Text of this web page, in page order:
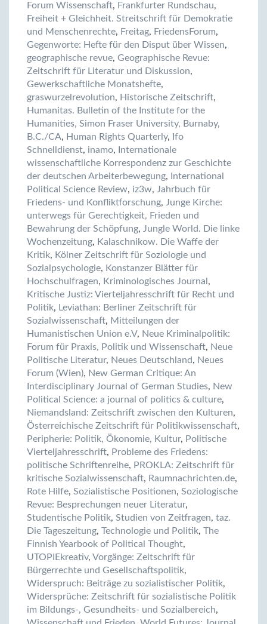
Forum Wissenschaft, Frankfurter Rundschau,
Freiheit + Gleichheit. Streitschrift für Demokratie
und Menschenrechte, Freitag, FriedensForum,
Gegenworte: Hefte für den Disput über Wissen,
geographische revue, Geographische Revue:
Zeitschrift für Literatur und Diskussion,
Gewerkschaftliche Monatshefte,
graswurzelrevolution, Historische Zeitschrift,
Humanitas. Bulletin of the Institute for the
Humanities, Simon Fraser University, Burnaby,
B.C./CA, Human Rights Quarterly, Ifo
Schnelldienst, inamo,
Internationale
wissenschaftliche Korrespondenz zur Geschichte
der deutschen Arbeiterbewegung,
International
Political Science Review, iz3w, Jahrbuch für
Friedens- und Konfliktforschung, Junge Kirche:
unterwegs für Gerechtigkeit, Frieden und
Bewahrung der Schöpfung, Jungle World. Die linke
Wochenzeitung, Kalaschnikow. Die Waffe der
Kritik, Kölner Zeitschrift für Soziologie und
Sozialpsychologie, Konstanzer Blätter für
Hochschulfragen, Kriminologisches Journal ,
Kritische Justiz: Vierteljahresschrift für Recht und
Politik, Leviathan: Berliner Zeitschrift für
Sozialwissenschaft, Mitteilungen der
Humanistischen Union e.V, Neue Kriminalpolitik:
Forum für Praxis, Politik und Wissenschaft, Neue
Politische Literatur, Neues Deutschland, Neues
Forum (Wien), New German Critique: An
Interdisciplinary Journal of German Studies, New
Political Science: a journal of politics & culture,
Niemandsland: Zeitschrift zwischen den Kulturen,
Österreichische Zeitschrift für Politikwissenschaft,
Peripherie: Politik, Ökonomie, Kultur, Politische
Vierteljahresschrift, Probleme des Friedens:
politische Schriftenreihe, PROKLA: Zeitschrift für
kritische Sozialwissenschaft, Raumnachrichten.de,
Rote Hilfe, Sozialistische Positionen, Soziologische
Revue: Besprechungen neuer Literatur,
Studentische Politik, Studien von Zeitfragen, taz.
Die Tageszeitung, Technologie und Politik, The
Finnish Yearbook of Political Thought,
UTOPIEkreativ, Vorgänge: Zeitschrift für
Bürgerrechte und Gesellschaftspolitik,
Widerspruch: Beiträge zu sozialistischer Politik,
Widersprüche: Zeitschrift für sozialistische Politik
im Bildungs-, Gesundheits- und Sozialbereich,